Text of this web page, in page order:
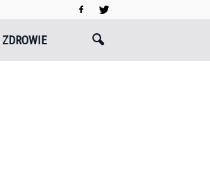
ZDROWIE